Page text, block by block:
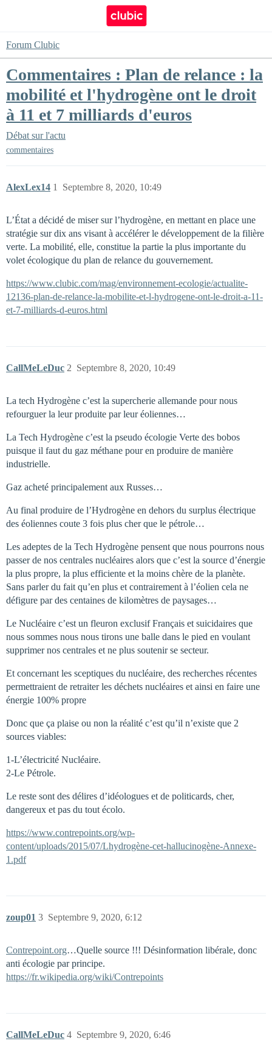
Forum Clubic
Commentaires : Plan de relance : la
mobilité et l'hydrogène ont le droit
à 11 et 7 milliards d'euros
Débat sur l'actu
commentaires
AlexLex14 Septembre 8, 2020, 10:49
1
L’État a décidé de miser sur l’hydrogène, en mettant en place une
stratégie sur dix ans visant à accélérer le développement de la filière
verte. La mobilité, elle, constitue la partie la plus importante du
volet écologique du plan de relance du gouvernement.
https://www.clubic.com/mag/environnement-ecologie/actualite-
12136-plan-de-relance-la-mobilite-et-l-hydrogene-ont-le-droit-a-11-
et-7-milliards-d-euros.html
CallMeLeDuc Septembre 8, 2020, 10:49
2
La tech Hydrogène c’est la supercherie allemande pour nous
refourguer la leur produite par leur éoliennes…
La Tech Hydrogène c’est la pseudo écologie Verte des bobos
puisque il faut du gaz méthane pour en produire de manière
industrielle.
Gaz acheté principalement aux Russes…
Au final produire de l’Hydrogène en dehors du surplus électrique
des éoliennes coute 3 fois plus cher que le pétrole…
Les adeptes de la Tech Hydrogène pensent que nous pourrons nous
passer de nos centrales nucléaires alors que c’est la source d’énergie
la plus propre, la plus efficiente et la moins chère de la planète.
Sans parler du fait qu’en plus et contrairement à l’éolien cela ne
défigure par des centaines de kilomètres de paysages…
Le Nucléaire c’est un fleuron exclusif Français et suicidaires que
nous sommes nous nous tirons une balle dans le pied en voulant
supprimer nos centrales et ne plus soutenir se secteur.
Et concernant les sceptiques du nucléaire, des recherches récentes
permettraient de retraiter les déchets nucléaires et ainsi en faire une
énergie 100% propre
Donc que ça plaise ou non la réalité c’est qu’il n’existe que 2
sources viables:
1-L’électricité Nucléaire.
2-Le Pétrole.
Le reste sont des délires d’idéologues et de politicards, cher,
dangereux et pas du tout écolo.
https://www.contrepoints.org/wp-
content/uploads/2015/07/Lhydrogène-cet-hallucinogène-Annexe-
1.pdf
zoup01 Septembre 9, 2020, 6:12
3
Contrepoint.org…Quelle source !!! Désinformation libérale, donc
anti écologie par principe.
https://fr.wikipedia.org/wiki/Contrepoints
CallMeLeDuc Septembre 9, 2020, 6:46
4